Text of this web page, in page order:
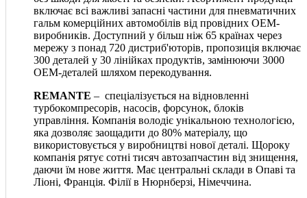
включає всі важливі запасні частини для пневматичних
гальм комерційних автомобілів від провідних OEM-
виробників. Доступний у більш ніж 65 країнах через
мережу з понад 720 дистриб'юторів, пропозиція включає
300 деталей у 30 лінійках продуктів, замінюючи 3000
OEM-деталей шляхом перекодування.
REMANTE – спеціалізується на відновленні
турбокомпресорів, насосів, форсунок, блоків
управління. Компанія володіє унікальною технологією,
яка дозволяє заощадити до 80% матеріалу, що
використовується у виробництві нової деталі. Щороку
компанія рятує сотні тисяч автозапчастин від знищення,
даючи їм нове життя. Має центральні склади в Опаві та
Ліоні, Франція. Філії в Нюрнберзі, Німеччина.